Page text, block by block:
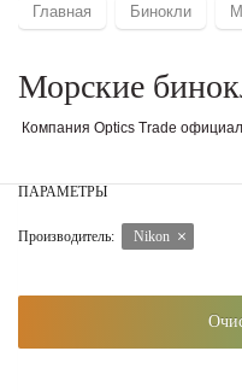
Главная Бинокли
Морские
Компания Optics Trade
ПАРАМЕТРЫ
Производитель: Nikon